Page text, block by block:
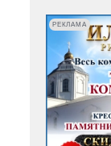
РЕКЛАМА